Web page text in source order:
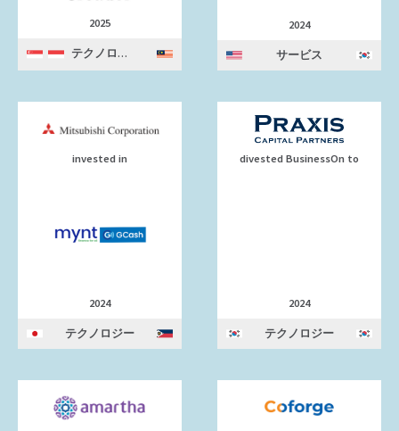
2025
テクノロジー
2024
サービス
invested in
2024
テクノロジー
divested BusinessOn to
2024
テクノロジー